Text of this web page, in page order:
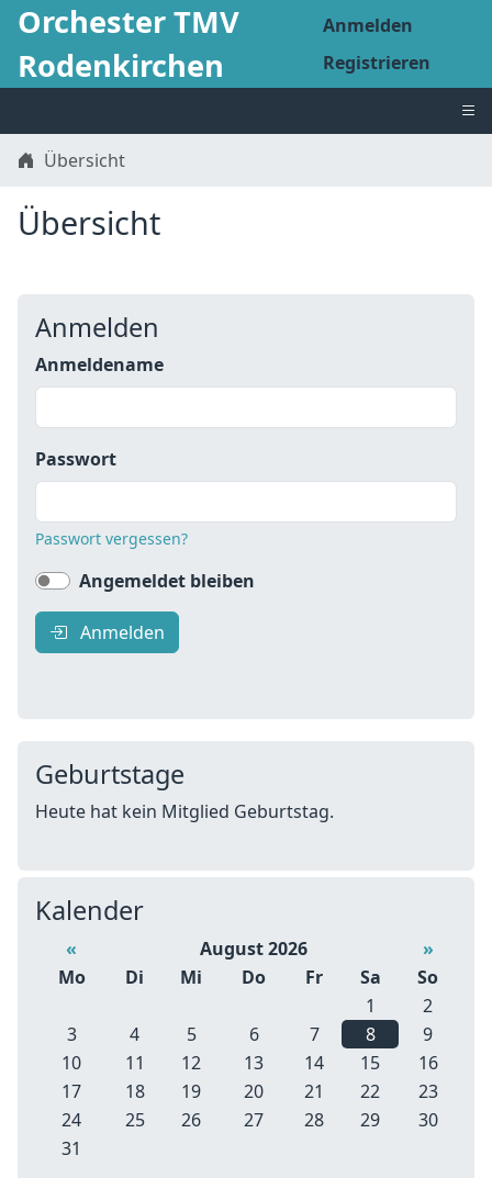
Orchester TMV
Rodenkirchen
Anmelden
Registrieren
Übersicht
Übersicht
Anmelden
Anmeldename
Passwort
Passwort vergessen?
Angemeldet bleiben
Anmelden
Geburtstage
Heute hat kein Mitglied Geburtstag.
Kalender
« August 2026
»
Mo
Di Mi Do Fr Sa
So
1
2
3
4 5 6 7 8
9
10
11 12 13 14 15
16
17
18 19 20 21 22
23
24
25 26 27 28 29
30
31